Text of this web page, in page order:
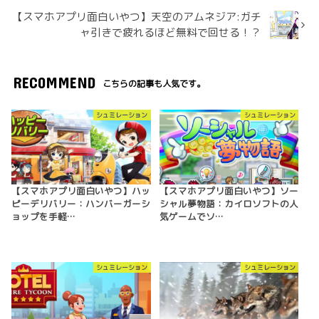
【スマホアプリ面白いやつ】天空のアムネジア:ガチ
ャ引きで疲れるほど無料で回せる！？
RECOMMEND こちらの記事も人気です。
シュミレーション
【スマホアプリ面白いやつ】ハッ
ピーデリバリー：ハンバーガーシ
ョップを手軽…
シュミレーション
【スマホアプリ面白いやつ】ソー
シャル夢物語：カイロソフトの人
気ゲームでソ…
シュミレーション シュミレーション